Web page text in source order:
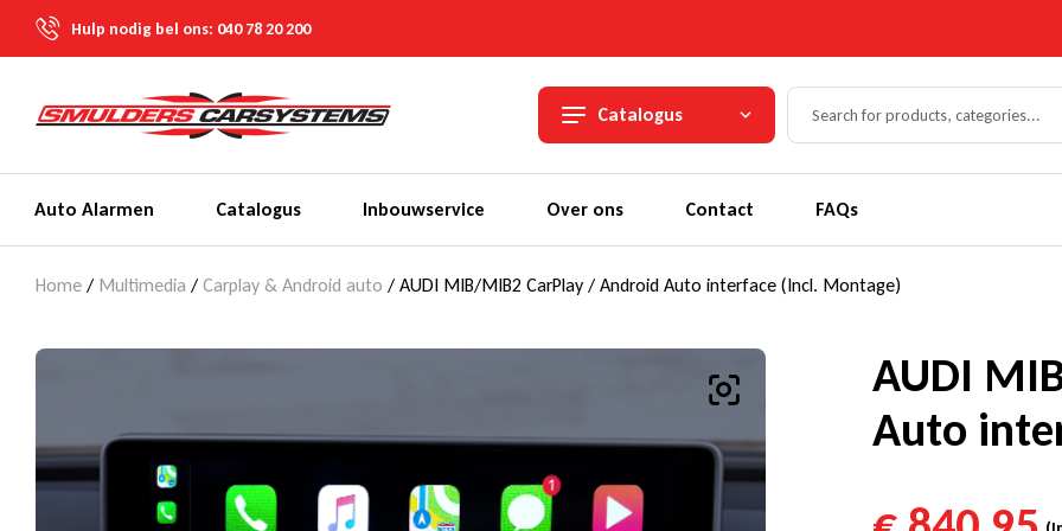
Hulp nodig bel ons: 040 78 20 200
Catalogus
Auto Alarmen Catalogus Inbouwservice Over ons Contact FAQs
Home / Multimedia / Carplay & Android auto / AUDI MIB/MIB2 CarPlay / Android Auto interface (Incl. Montage)
AUDI
Auto